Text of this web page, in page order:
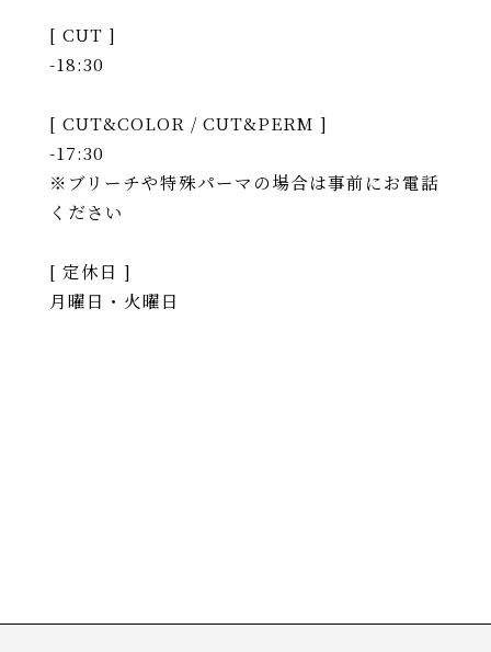
[ CUT ]
-18:30
[ CUT&COLOR / CUT&PERM ]
-17:30
※ブリーチや特殊パーマの場合は事前にお電話
ください
[ 定休日 ]
月曜日・火曜日